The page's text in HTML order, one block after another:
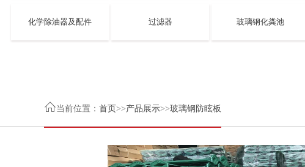
化学除油器及配件 过滤器 玻璃钢化粪池
当前位置： 首页>>产品展示>>玻璃钢防眩板